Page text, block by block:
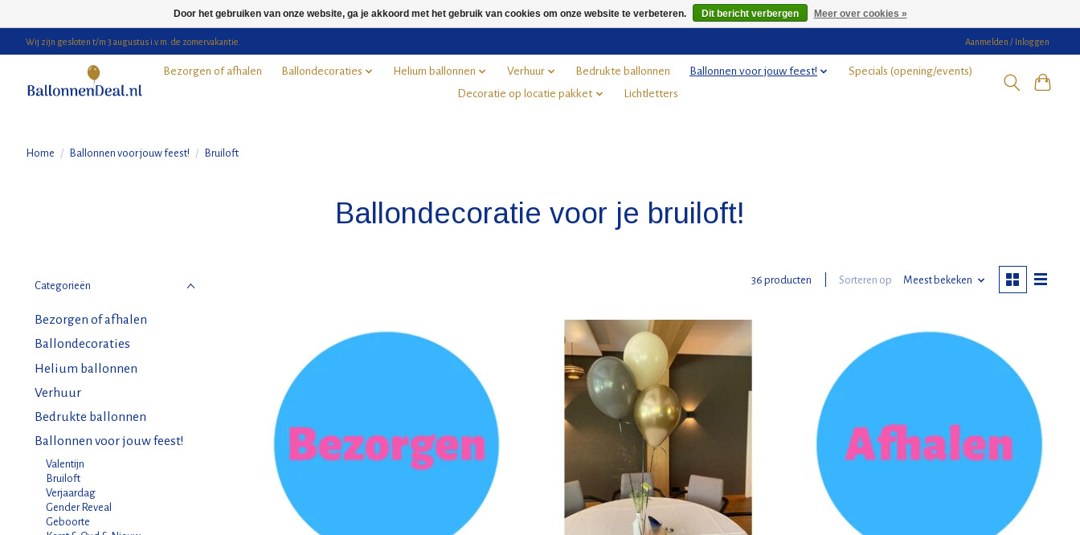
Wij zijn gesloten t/m 3 augustus i.v.m. de zomervakantie. Aanmelden / Inloggen
Bezorgen of afhalen Ballondecoraties Helium ballonnen Verhuur Bedrukte ballonnen Ballonnen voor jouw feest!
Specials (opening/events)
Decoratie op locatie pakket
Lichtletters
Home / Ballonnen voor jouw feest! / Bruiloft
Ballondecoratie voor je bruiloft!
Categorieën
Bezorgen of afhalen
Ballondecoraties
Helium ballonnen
Verhuur
Bedrukte ballonnen
Ballonnen voor jouw feest!
Valentijn
Bruiloft
Verjaardag
Gender Reveal
Geboorte
36 producten Sorteren op Meest bekeken
Door het gebruiken van onze website, ga je akkoord met het gebruik van cookies om onze website te verbeteren. Dit bericht verbergen Meer over cookies »